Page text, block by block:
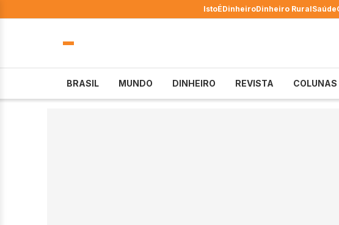
IstoÉDinheiroDinheiro RuralSaúde
BRASIL MUNDO DINHEIRO REVISTA COLUNAS